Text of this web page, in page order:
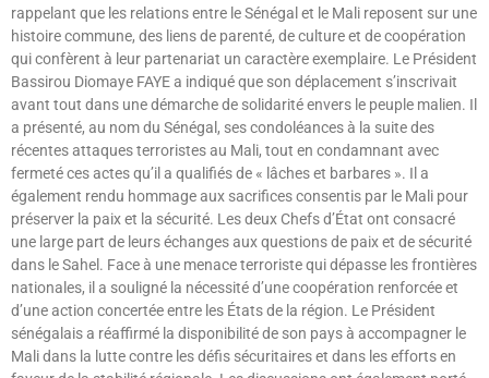
rappelant que les relations entre le Sénégal et le Mali reposent sur une
histoire commune, des liens de parenté, de culture et de coopération
qui confèrent à leur partenariat un caractère exemplaire. Le Président
Bassirou Diomaye FAYE a indiqué que son déplacement s’inscrivait
avant tout dans une démarche de solidarité envers le peuple malien. Il
a présenté, au nom du Sénégal, ses condoléances à la suite des
récentes attaques terroristes au Mali, tout en condamnant avec
fermeté ces actes qu’il a qualifiés de « lâches et barbares ». Il a
également rendu hommage aux sacrifices consentis par le Mali pour
préserver la paix et la sécurité. Les deux Chefs d’État ont consacré
une large part de leurs échanges aux questions de paix et de sécurité
dans le Sahel. Face à une menace terroriste qui dépasse les frontières
nationales, il a souligné la nécessité d’une coopération renforcée et
d’une action concertée entre les États de la région. Le Président
sénégalais a réaffirmé la disponibilité de son pays à accompagner le
Mali dans la lutte contre les défis sécuritaires et dans les efforts en